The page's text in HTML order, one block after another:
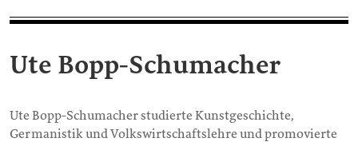
Ute Bopp-Schumacher
Ute Bopp-Schumacher studierte Kunstgeschichte,
Germanistik und Volkswirtschaftslehre und promovierte